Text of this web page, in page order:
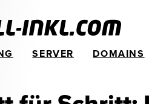
SERVER DOMAINS